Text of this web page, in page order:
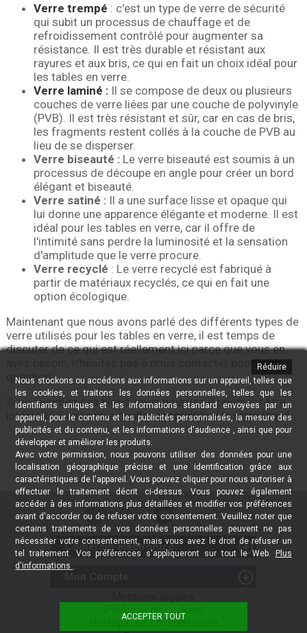
Nous stockons ou accédons aux informations sur un appareil, telles que
les cookies, et traitons les données personnelles, telles que les
identifiants uniques et les informations standard envoyées par un
appareil, pour le contenu et les publicités personnalisés, la mesure des
publicités et du contenu, et les informations d'audience , ainsi que pour
développer et améliorer les produits.
Avec votre permission, nous pouvons utiliser des données pour une
localisation géographique précise et une identification grâce aux
caractéristiques de l'appareil. Vous pouvez cliquer pour nous autoriser à
effectuer le traitement décrit ci-dessus. Vous pouvez également
accéder à des informations plus détaillées et modifier vos préférences
avant d'accorder ou de refuser votre consentement. Veuillez noter que
certains traitements de vos données personnelles peuvent ne pas
nécessiter votre consentement, mais vous avez le droit de refuser un
tel traitement. Vos préférences s'appliqueront sur tout le Web.
Plus
d'informations .
Réduire
ACCEPTER TOUT
Verre trempé : c'est un type de verre de sécurité
qui subit un processus de chauffage et de
refroidissement contrôlé pour augmenter sa
résistance. Il est très durable et résistant aux
rayures et aux bris, ce qui en fait un choix idéal pour
les tables en verre.
Verre laminé :Il se compose de deux ou plusieurs
couches de verre liées par une couche de polyvinyle
(PVB). Il est très résistant et sûr, car en cas de bris,
les fragments restent collés à la couche de PVB au
lieu de se disperser.
Verre biseauté :Le verre biseauté est soumis à un
processus de découpe en angle pour créer un bord
élégant et biseauté.
Verre satiné :Il a une surface lisse et opaque qui
lui donne une apparence élégante et moderne. Il est
idéal pour les tables en verre, car il offre de
l'intimité sans perdre la luminosité et la sensation
d'amplitude que le verre procure.
Verre recyclé : Le verre recyclé est fabriqué à
partir de matériaux recyclés, ce qui en fait une
option écologique.
Maintenant que nous avons parlé des différents types de
verre utilisés pour les tables en verre, il est temps de
discuter de ce qui est réellement ici parce que vous en
avez besoin, n'hésitez pas à nous contacter pour toute
question.
Si vous aimez ces blogs, vous pourriez également être
intéressé à connaîtrequelles propriétés a le verre laqué.
Comercio electrónico
RETOURS - DROIT DE RÉTRACTATION
Installateurs Professionnels
Politique de Vente / Retours
Mes données
Politique de cookies
Politique de confidentialité